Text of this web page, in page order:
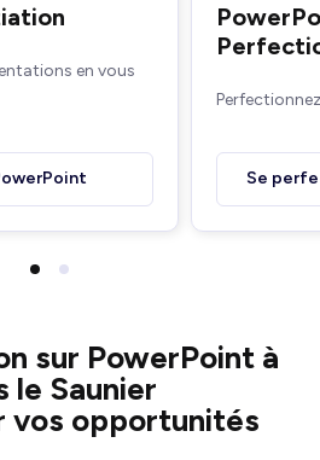
en vous
Se
sur PowerPoint à
le Saunier
vos opportunités